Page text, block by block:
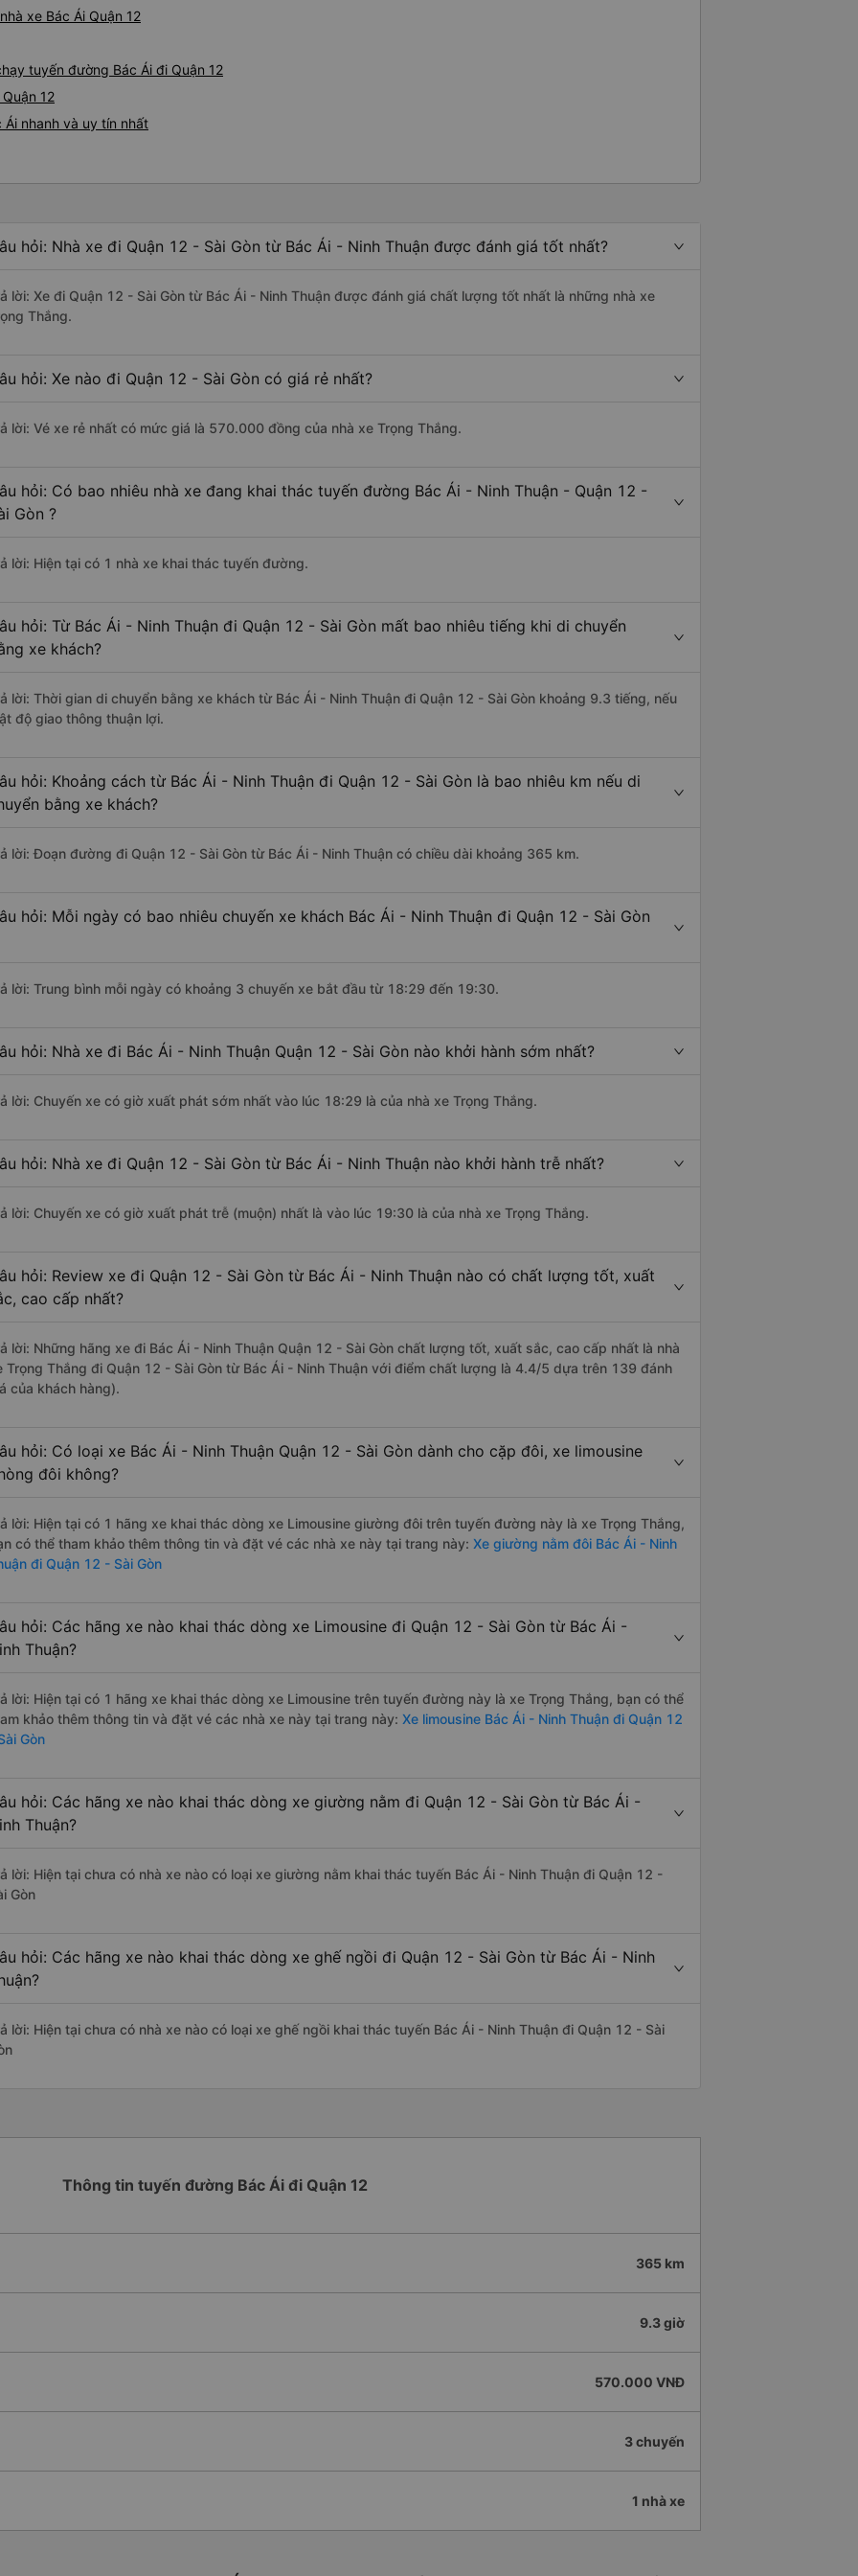
xe Bác Ái Quận 12
tuyến đường Bác Ái đi Quận 12
12
nhanh và uy tín nhất
hỏi: Nhà xe đi Quận 12 - Sài Gòn từ Bác Ái - Ninh Thuận được đánh giá tốt nhất?
lời: Xe đi Quận 12 - Sài Gòn từ Bác Ái - Ninh Thuận được đánh giá chất lượng tốt nhất là những nhà xe
Thắng.
hỏi: Xe nào đi Quận 12 - Sài Gòn có giá rẻ nhất?
lời: Vé xe rẻ nhất có mức giá là 570.000 đồng của nhà xe Trọng Thắng.
hỏi: Có bao nhiêu nhà xe đang khai thác tuyến đường Bác Ái - Ninh Thuận - Quận 12 -
Gòn ?
lời: Hiện tại có 1 nhà xe khai thác tuyến đường.
hỏi: Từ Bác Ái - Ninh Thuận đi Quận 12 - Sài Gòn mất bao nhiêu tiếng khi di chuyển
xe khách?
lời: Thời gian di chuyển bằng xe khách từ Bác Ái - Ninh Thuận đi Quận 12 - Sài Gòn khoảng 9.3 tiếng, nếu
độ giao thông thuận lợi.
hỏi: Khoảng cách từ Bác Ái - Ninh Thuận đi Quận 12 - Sài Gòn là bao nhiêu km nếu di
bằng xe khách?
lời: Đoạn đường đi Quận 12 - Sài Gòn từ Bác Ái - Ninh Thuận có chiều dài khoảng 365 km.
hỏi: Mỗi ngày có bao nhiêu chuyến xe khách Bác Ái - Ninh Thuận đi Quận 12 - Sài Gòn
lời: Trung bình mỗi ngày có khoảng 3 chuyến xe bắt đầu từ 18:29 đến 19:30.
hỏi: Nhà xe đi Bác Ái - Ninh Thuận Quận 12 - Sài Gòn nào khởi hành sớm nhất?
lời: Chuyến xe có giờ xuất phát sớm nhất vào lúc 18:29 là của nhà xe Trọng Thắng.
hỏi: Nhà xe đi Quận 12 - Sài Gòn từ Bác Ái - Ninh Thuận nào khởi hành trễ nhất?
lời: Chuyến xe có giờ xuất phát trễ (muộn) nhất là vào lúc 19:30 là của nhà xe Trọng Thắng.
hỏi: Review xe đi Quận 12 - Sài Gòn từ Bác Ái - Ninh Thuận nào có chất lượng tốt, xuất
cao cấp nhất?
lời: Những hãng xe đi Bác Ái - Ninh Thuận Quận 12 - Sài Gòn chất lượng tốt, xuất sắc, cao cấp nhất là nhà
Trọng Thắng đi Quận 12 - Sài Gòn từ Bác Ái - Ninh Thuận với điểm chất lượng là 4.4/5 dựa trên 139 đánh
của khách hàng).
hỏi: Có loại xe Bác Ái - Ninh Thuận Quận 12 - Sài Gòn dành cho cặp đôi, xe limousine
đôi không?
lời: Hiện tại có 1 hãng xe khai thác dòng xe Limousine giường đôi trên tuyến đường này là xe Trọng Thắng,
có thể tham khảo thêm thông tin và đặt vé các nhà xe này tại trang này: Xe giường nằm đôi Bác Ái - Ninh
đi Quận 12 - Sài Gòn
hỏi: Các hãng xe nào khai thác dòng xe Limousine đi Quận 12 - Sài Gòn từ Bác Ái -
Thuận?
lời: Hiện tại có 1 hãng xe khai thác dòng xe Limousine trên tuyến đường này là xe Trọng Thắng, bạn có thể
khảo thêm thông tin và đặt vé các nhà xe này tại trang này: Xe limousine Bác Ái - Ninh Thuận đi Quận 12
Gòn
hỏi: Các hãng xe nào khai thác dòng xe giường nằm đi Quận 12 - Sài Gòn từ Bác Ái -
Thuận?
lời: Hiện tại chưa có nhà xe nào có loại xe giường nằm khai thác tuyến Bác Ái - Ninh Thuận đi Quận 12 -
Gòn
hỏi: Các hãng xe nào khai thác dòng xe ghế ngồi đi Quận 12 - Sài Gòn từ Bác Ái - Ninh
lời: Hiện tại chưa có nhà xe nào có loại xe ghế ngồi khai thác tuyến Bác Ái - Ninh Thuận đi Quận 12 - Sài
Thông tin tuyến đường Bác Ái đi Quận 12
365 km
9.3 giờ
570.000 VNĐ
3 chuyến
1 nhà xe